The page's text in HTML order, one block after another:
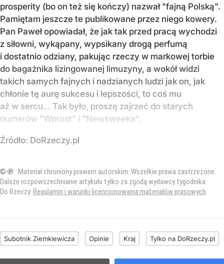
prosperity (bo on też się kończy) nazwał "fajną Polską".
Pamiętam jeszcze te publikowane przez niego kowery.
Pan Paweł opowiadał, że jak tak przed pracą wychodzi
z siłowni, wykąpany, wypsikany drogą perfumą
i dostatnio odziany, pakując rzeczy w markowej torbie
do bagażnika lizingowanej limuzyny, a wokół widzi
takich samych fajnych i nadzianych ludzi jak on, jak
chłonie tę aurę sukcesu i lepszości, to coś mu
aż w sercu… Tak było, proszę zajrzeć do starych
numerów "Wprost" i "Newsweeka".
Źródło: DoRzeczy.pl
© ℗ Materiał chroniony prawem autorskim. Wszelkie prawa zastrzeżone.
Dalsze rozpowszechnianie artykułu tylko za zgodą wydawcy tygodnika
Do Rzeczy. Regulamin i warunki licencjonowania materiałów prasowych.
Subotnik Ziemkiewicza Opinie Kraj Tylko na DoRzeczy.pl